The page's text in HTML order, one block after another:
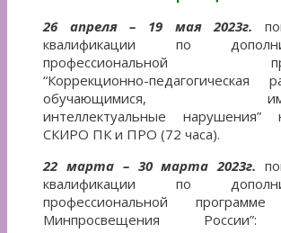
26 апреля – 19 мая 2023г.
квалификации по
профессиональной
“Коррекционно-педагогическая
обучающимися,
интеллектуальные
СКИРО ПК и ПРО (72 часа).
22 марта – 30 марта 2023г.
квалификации по
профессиональной
Минпросвещения